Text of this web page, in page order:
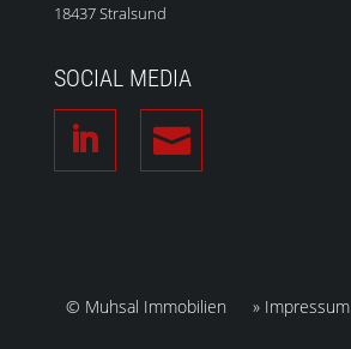
18437 Stralsund
SOCIAL MEDIA

© Muhsal Immobilien » Impressum